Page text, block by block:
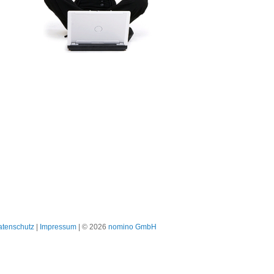
Impressum | © 2026 nomino GmbH